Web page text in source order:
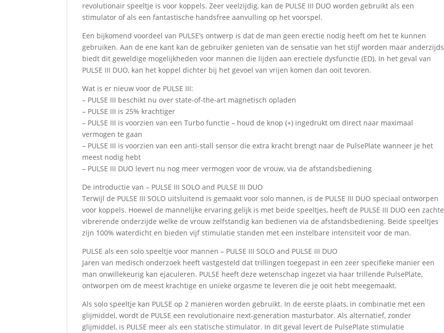
revolutionair speeltje is voor koppels. Zeer veelzijdig, kan de PULSE III DUO worden gebruikt als een
stimulator of als een fantastische handsfree aanvulling op het voorspel.
Een bijkomend voordeel van PULSE’s ontwerp is dat de man geen erectie nodig heeft om het te kunnen
gebruiken. Aan de ene kant kan de gebruiker genieten van de sensatie van het stijf worden maar anderzijds
biedt dit geweldige mogelijkheden voor mannen die lijden aan erectiele dysfunctie (ED). In het geval van
PULSE III DUO, kan het koppel dichter bij het gevoel van vrijen komen dan ooit tevoren.
Wat is er nieuw voor de PULSE III:
– PULSE III beschikt nu over state-of-the-art magnetisch opladen
– PULSE III is 25% krachtiger
– PULSE III is voorzien van een Turbo functie – houd de knop (+) ingedrukt om direct naar maximaal
vermogen te gaan
– PULSE III is voorzien van een anti-stall sensor die extra kracht brengt naar de PulsePlate wanneer je het
meest nodig hebt
– PULSE III DUO levert nu nog meer vermogen voor de vrouw, via de afstandsbediening
De introductie van – PULSE III SOLO and PULSE III DUO
Terwijl de PULSE III SOLO uitsluitend is gemaakt voor solo mannen, is de PULSE III DUO speciaal ontworpen
voor koppels. Hoewel de mannelijke ervaring gelijk is met beide speeltjes, heeft de PULSE III DUO een zachte
vibrerende onderzijde welke de vrouw zelfstandig kan bedienen via de afstandsbediening. Beide speeltjes
zijn 100% waterdicht en bieden vijf stimulatie standen met een instelbare intensiteit voor de man.
PULSE als een solo speeltje voor mannen – PULSE III SOLO and PULSE III DUO
Jaren van medisch onderzoek heeft vastgesteld dat trillingen toegepast in een zeer specifieke manier een
man onwillekeurig kan ejaculeren. PULSE heeft deze wetenschap ingezet via haar trillende PulsePlate,
ontworpen om de meest krachtige en unieke orgasme te leveren die je ooit hebt meegemaakt.
Als solo speeltje kan PULSE op 2 manieren worden gebruikt. In de eerste plaats, in combinatie met een
glijmiddel, wordt de PULSE een revolutionaire next-generation masturbator. Als alternatief, zonder
glijmiddel, is PULSE meer als een statische stimulator. In dit geval levert de PulsePlate stimulatie